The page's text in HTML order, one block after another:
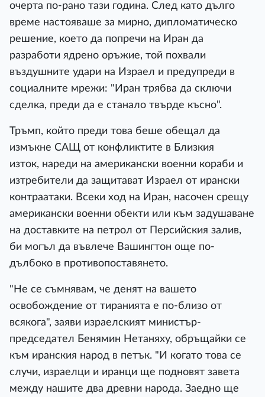
очерта по-рано тази година. След като дълго
време настояваше за мирно, дипломатическо
решение, което да попречи на Иран да
разработи ядрено оръжие, той похвали
въздушните удари на Израел и предупреди в
социалните мрежи: "Иран трябва да сключи
сделка, преди да е станало твърде късно".
Тръмп, който преди това беше обещал да
измъкне САЩ от конфликтите в Близкия
изток, нареди на американски военни кораби и
изтребители да защитават Израел от ирански
контраатаки. Всеки ход на Иран, насочен срещу
американски военни обекти или към задушаване
на доставките на петрол от Персийския залив,
би могъл да въвлече Вашингтон още по-
дълбоко в противопоставянето.
"Не се съмнявам, че денят на вашето
освобождение от тиранията е по-близо от
всякога", заяви израелският министър-
председател Бенямин Нетаняху, обръщайки се
към иранския народ в петък. "И когато това се
случи, израелци и иранци ще подновят завета
между нашите два древни народа. Заедно ще